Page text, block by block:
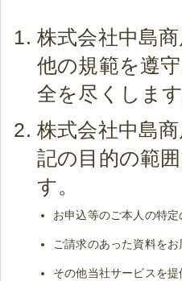
株式会社中島
他の規範を遵
全を尽くします
株式会社中島
記の目的の範
す。
お申込等のご本人の特
ご請求のあった資料を
その他当社サービスを提